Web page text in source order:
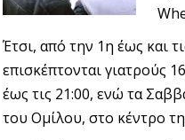
Έτσι, από την 1η έως και
επισκέπτονται γιατρούς
έως τις 21:00, ενώ τα
του Ομίλου, στο κέντρο